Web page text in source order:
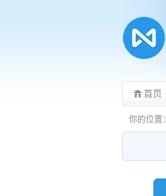
首页
你的位置：